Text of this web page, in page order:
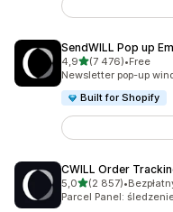
SendWILL Pop up
4,9na 5 gwiazdek
(7 476)
Łączna liczba recenzji:
•Free
Newsletter pop-up
Built for Shopify
CWILL Order
5,0na 5 gwiazdek
(2 857)
Łączna liczba
•
Parcel Panel: